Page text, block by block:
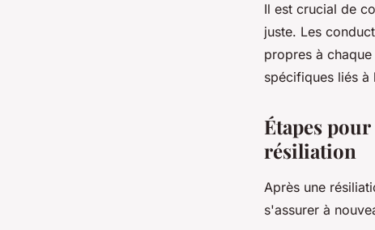
Il est crucial de
juste. Les
propres à
spécifiques liés à
Étapes
résiliation
Après une
s'assurer à